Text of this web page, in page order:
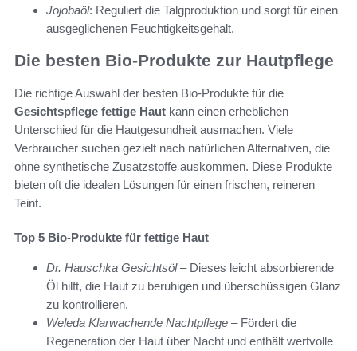
Jojobaöl: Reguliert die Talgproduktion und sorgt für einen
ausgeglichenen Feuchtigkeitsgehalt.
Die besten Bio-Produkte zur Hautpflege
Die richtige Auswahl der besten Bio-Produkte für die
Gesichtspflege fettige Haut kann einen erheblichen
Unterschied für die Hautgesundheit ausmachen. Viele
Verbraucher suchen gezielt nach natürlichen Alternativen, die
ohne synthetische Zusatzstoffe auskommen. Diese Produkte
bieten oft die idealen Lösungen für einen frischen, reineren
Teint.
Top 5 Bio-Produkte für fettige Haut
Dr. Hauschka Gesichtsöl– Dieses leicht absorbierende
Öl hilft, die Haut zu beruhigen und überschüssigen Glanz
zu kontrollieren.
Weleda Klarwachende Nachtpflege – Fördert die
Regeneration der Haut über Nacht und enthält wertvolle